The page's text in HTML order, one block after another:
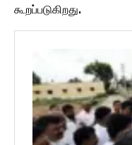
கூறப்படுகிறது.